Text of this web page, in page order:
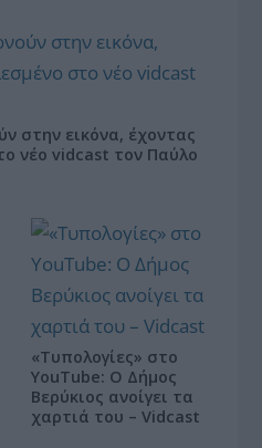
στην εικόνα, έχοντας
νέο vidcast τον Παύλο
«Τυπολογίες» στο
YouTube: Ο Δήμος
Βερύκιος ανοίγει τα
χαρτιά του – Vidcast